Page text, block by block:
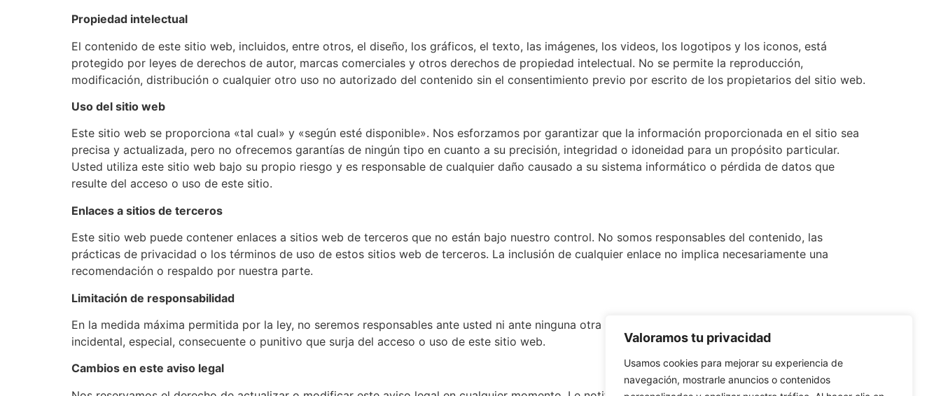
Valoramos tu privacidad
Usamos cookies para mejorar su experiencia de
navegación, mostrarle anuncios o contenidos
Propiedad intelectual
El contenido de este sitio web, incluidos, entre otros, el diseño, los gráficos, el texto, las imágenes, los videos, los logotipos y los iconos, está
protegido por leyes de derechos de autor, marcas comerciales y otros derechos de propiedad intelectual. No se permite la reproducción,
modificación, distribución o cualquier otro uso no autorizado del contenido sin el consentimiento previo por escrito de los propietarios del sitio web.
Uso del sitio web
Este sitio web se proporciona «tal cual» y «según esté disponible». Nos esforzamos por garantizar que la información proporcionada en el sitio sea
precisa y actualizada, pero no ofrecemos garantías de ningún tipo en cuanto a su precisión, integridad o idoneidad para un propósito particular.
Usted utiliza este sitio web bajo su propio riesgo y es responsable de cualquier daño causado a su sistema informático o pérdida de datos que
resulte del acceso o uso de este sitio.
Enlaces a sitios de terceros
Este sitio web puede contener enlaces a sitios web de terceros que no están bajo nuestro control. No somos responsables del contenido, las
prácticas de privacidad o los términos de uso de estos sitios web de terceros. La inclusión de cualquier enlace no implica necesariamente una
recomendación o respaldo por nuestra parte.
Limitación de responsabilidad
En la medida máxima permitida por la ley, no seremos responsables ante usted ni ante ninguna otra persona por ningún daño directo, indirecto,
incidental, especial, consecuente o punitivo que surja del acceso o uso de este sitio web.
Cambios en este aviso legal